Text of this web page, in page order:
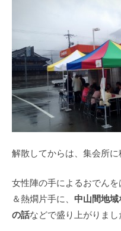
解散してからは、集会所に
女性陣の手によるおでん
＆熱燗片手に、 中山間地
の話などで盛り上がりまし